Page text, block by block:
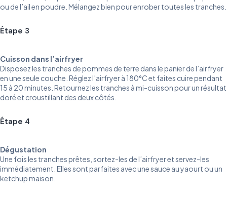
ou de l’ail en poudre. Mélangez bien pour enrober toutes les tranches.
Étape 3
Cuisson dans l’airfryer
Disposez les tranches de pommes de terre dans le panier de l’airfryer
en une seule couche. Réglez l’airfryer à 180°C et faites cuire pendant
15 à 20 minutes. Retournez les tranches à mi-cuisson pour un résultat
doré et croustillant des deux côtés.
Étape 4
Dégustation
Une fois les tranches prêtes, sortez-les de l’airfryer et servez-les
immédiatement. Elles sont parfaites avec une sauce au yaourt ou un
ketchup maison.